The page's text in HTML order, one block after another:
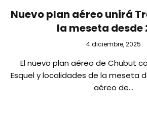
Nuevo plan aéreo unirá
la meseta desde
4 diciembre, 2025
El nuevo plan aéreo de Chubut
Esquel y localidades de la meseta
aéreo de…